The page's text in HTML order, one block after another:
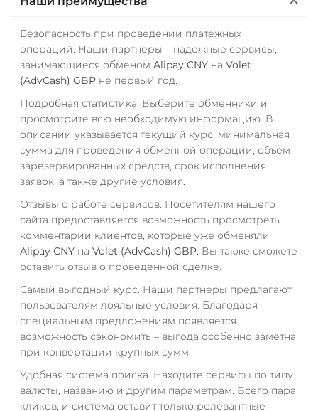
Промсвязьбанк RUB
ПУМБ UAH
Райффайзен
РНКБ RUB
Росбанк RUB
Россельхоз банк RUB
Русский Стандарт RUB
RUB KZT QR RUB
СБП RUB
Счет ИП/ООО
RUB USD EUR
Тинькофф
RUB QR RUB
Фридом Банк KZT
Безопасность при проведении платежных
операций. Наши партнеры – надежные сервисы,
занимающиеся обменом Alipay CNY на Volet
(AdvCash) GBP не первый год.
Подробная статистика. Выберите обменники и
просмотрите всю необходимую информацию. В
описании указывается текущий курс, минимальная
сумма для проведения обменной операции, объем
зарезервированных средств, срок исполнения
заявок, а также другие условия.
Отзывы о работе сервисов. Посетителям нашего
сайта предоставляется возможность просмотреть
комментарии клиентов, которые уже обменяли
Alipay CNY на Volet (AdvCash) GBP. Вы также сможете
оставить отзыв о проведенной сделке.
Самый выгодный курс. Наши партнеры предлагают
пользователям лояльные условия. Благодаря
специальным предложениям появляется
возможность сэкономить – выгода особенно заметна
при конвертации крупных сумм.
Удобная система поиска. Находите сервисы по типу
валюты, названию и другим параметрам. Всего пара
кликов, и система оставит только релевантные